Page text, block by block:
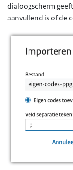
dialoogscherm
aanvullend is of de